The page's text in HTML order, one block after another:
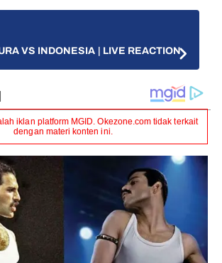
VS INDONESIA | LIVE REACTION